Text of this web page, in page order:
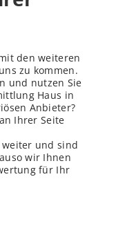
den weiteren
zu kommen.
und nutzen Sie
Haus in
Anbieter?
Ihrer Seite
und sind
wir Ihnen
für Ihr